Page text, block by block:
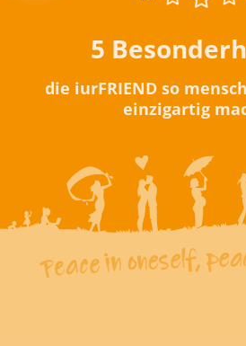
5
die iurFRIEND so
einzigartig